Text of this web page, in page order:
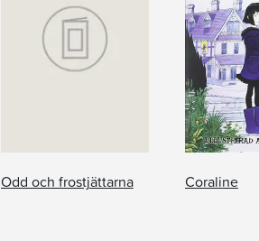
Odd och frostjättarna Coraline